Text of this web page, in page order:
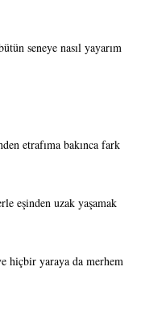
seneye nasıl yayarım
etrafıma bakınca fark
eşinden uzak yaşamak
hiçbir yaraya da merhem